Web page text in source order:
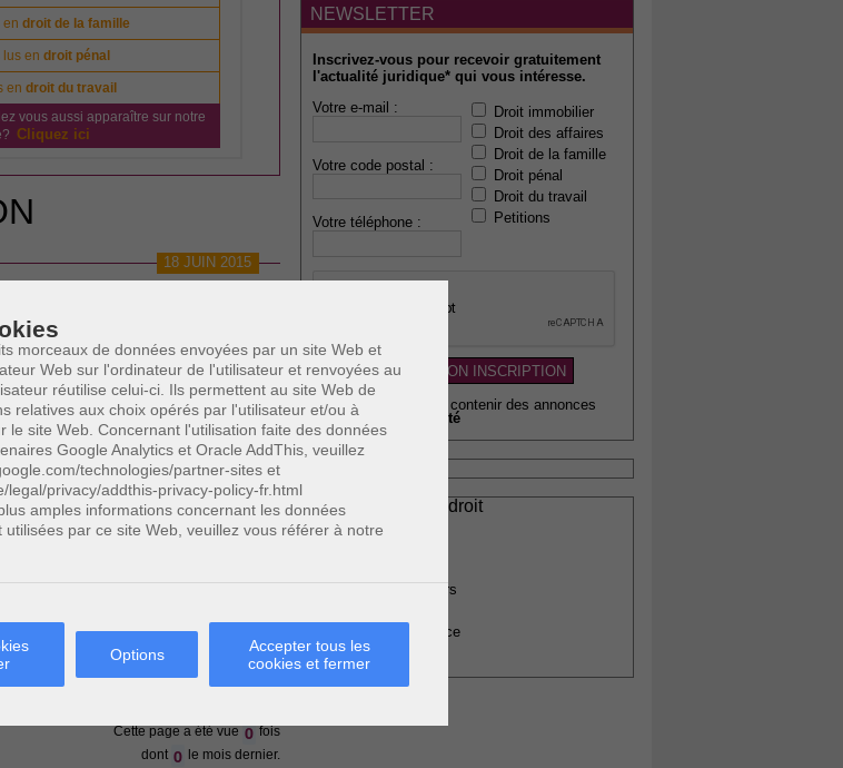
morceaux de données envoyées par un site Web et
Web sur l'ordinateur de l'utilisateur et renvoyées au
réutilise celui-ci. Ils permettent au site Web de
relatives aux choix opérés par l'utilisateur et/ou à
le site Web. Concernant l'utilisation faite des données
Google Analytics et Oracle AddThis, veuillez
technologies/partner-sites et
legal/privacy/addthis-privacy-policy-fr.html
amples informations concernant les données
utilisées par ce site Web, veuillez vous référer à notre
Options
Accepter tous les
cookies et fermer
endroit de la famille
lus en droit pénal
en droit du travail
vous aussi apparaître sur notre
Cliquez ici
18 JUIN 2015
Cette page a été vue 0 fois
dont 0 le mois dernier.
NEWSLETTER
Inscrivez-vous pour recevoir gratuitement
l'actualité juridique* qui vous intéresse.
Votre e-mail :
Votre code postal :
Votre téléphone :
Droit immobilier
Droit des affaires
Droit de la famille
Droit pénal
Droit du travail
Petitions
* Newsletter pouvant contenir des annonces
publicitaires de
qualité
Professionnels du droit
Avocats
Agents immobiliers
Huissiers de justice
Médecins